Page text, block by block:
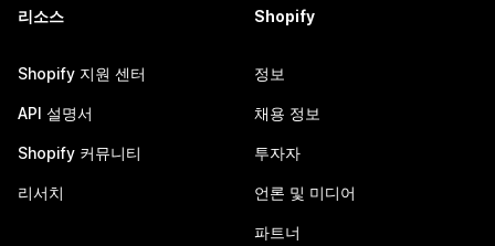
리소스
Shopify 지원 센터
API 설명서
Shopify 커뮤니티
리서치
Shopify
정보
채용 정보
투자자
언론 및 미디어
파트너